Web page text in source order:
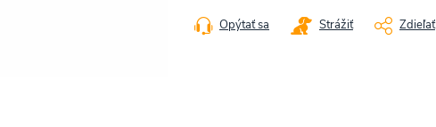
Opýtať sa Strážiť Zdieľať